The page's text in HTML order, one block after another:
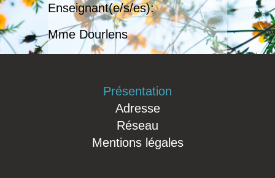
Enseignant(e/s/es):
Mme Dourlens
Présentation
Adresse
Réseau
Mentions légales